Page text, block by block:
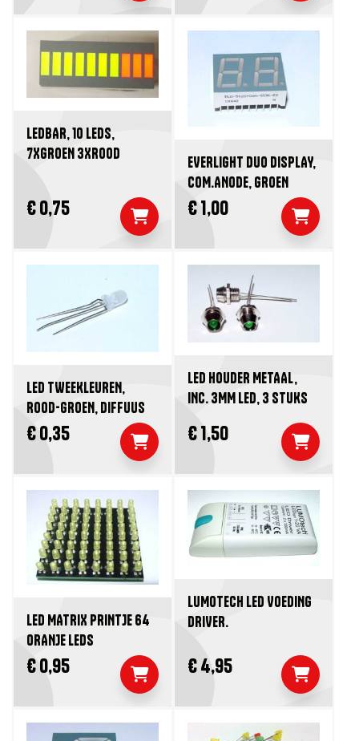
LEDBAR, 10 LEDS,
7XGROEN 3XROOD
€ 0,75
EVERLIGHT DUO DISPLAY,
COM.ANODE, GROEN
€ 1,00
LED TWEEKLEUREN,
ROOD-GROEN, DIFFUUS
€ 0,35
LED HOUDER METAAL,
INC. 3MM LED, 3 STUKS
€ 1,50
LED MATRIX PRINTJE 64
ORANJE LEDS
€ 0,95
LUMOTECH LED VOEDING
DRIVER.
€ 4,95